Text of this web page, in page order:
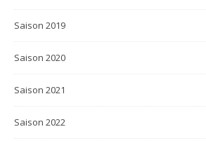
Saison 2019
Saison 2020
Saison 2021
Saison 2022